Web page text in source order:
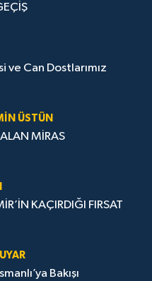
ve Can Dostlarımız
ÜSTÜN
MİRAS
KAÇIRDIĞI FIRSAT
Bakışı